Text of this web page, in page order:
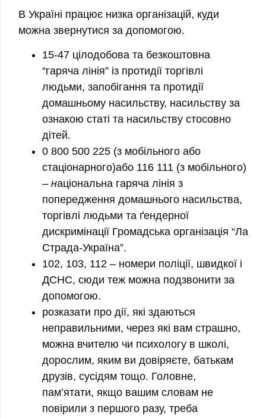
В Україні працює низка організацій, куди
можна звернутися за допомогою.
15-47 цілодобова та безкоштовна
“гаряча лінія” із протидії торгівлі
людьми, запобігання та протидії
домашньому насильству, насильству за
ознакою статі та насильству стосовно
дітей.
0 800 500 225 (з мобільного або
стаціонарного)або 116 111 (з мобільного)
– національна гаряча лінія з
попередження домашнього насильства,
торгівлі людьми та ґендерної
дискримінації Громадська організація “Ла
Страда-Україна”.
102, 103, 112 – номери поліції, швидкої і
ДСНС, сюди теж можна подзвонити за
допомогою.
розказати про дії, які здаються
неправильними, через які вам страшно,
можна вчителю чи психологу в школі,
дорослим, яким ви довіряєте, батькам
друзів, сусідям тощо. Головне,
пам’ятати, якщо вашим словам не
повірили з першого разу, треба